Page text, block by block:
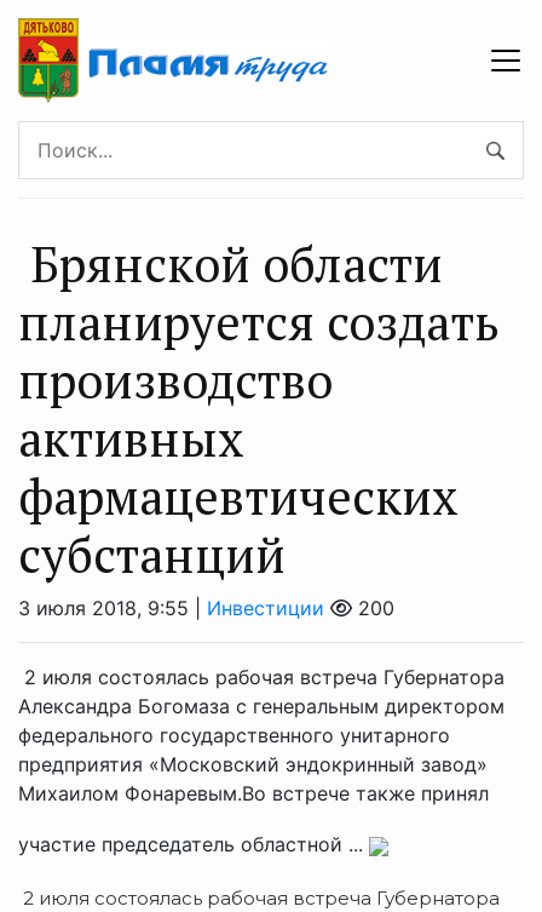
Брянской области
планируется создать
производство
активных
фармацевтических
субстанций
3 июля 2018, 9:55 | Инвестиции 200
2 июля состоялась рабочая встреча Губернатора
Александра Богомаза с генеральным директором
федерального государственного унитарного
предприятия «Московский эндокринный завод»
Михаилом Фонаревым.Во встрече также принял
участие председатель областной ...
2 июля состоялась рабочая встреча Губернатора